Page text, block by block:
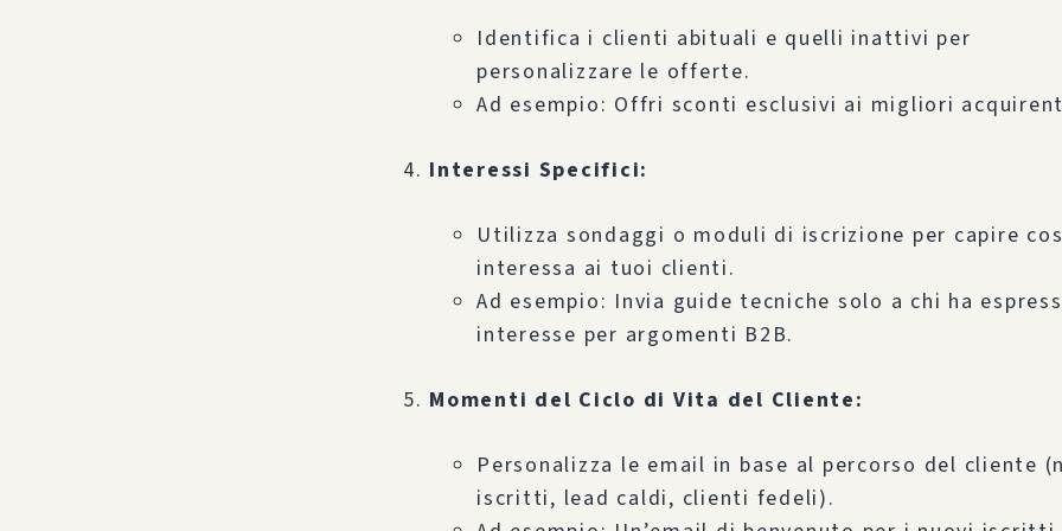
Identifica i clienti abituali e quelli inattivi per
personalizzare le offerte.
Ad esempio: Offri sconti esclusivi ai migliori
Interessi Specifici:
Utilizza sondaggi o moduli di iscrizione per capire
interessa ai tuoi clienti.
Ad esempio: Invia guide tecniche solo a chi ha
interesse per argomenti B2B.
Momenti del Ciclo di Vita del Cliente:
Personalizza le email in base al percorso del cliente
iscritti, lead caldi, clienti fedeli).